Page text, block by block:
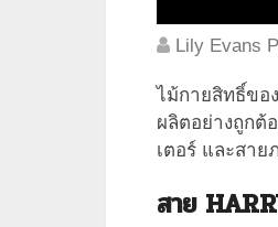
Lily Evans
ไม้กายสิทธิ์ขอ
ผลิตอย่างถูกต้
เตอร์ และสา
สาย